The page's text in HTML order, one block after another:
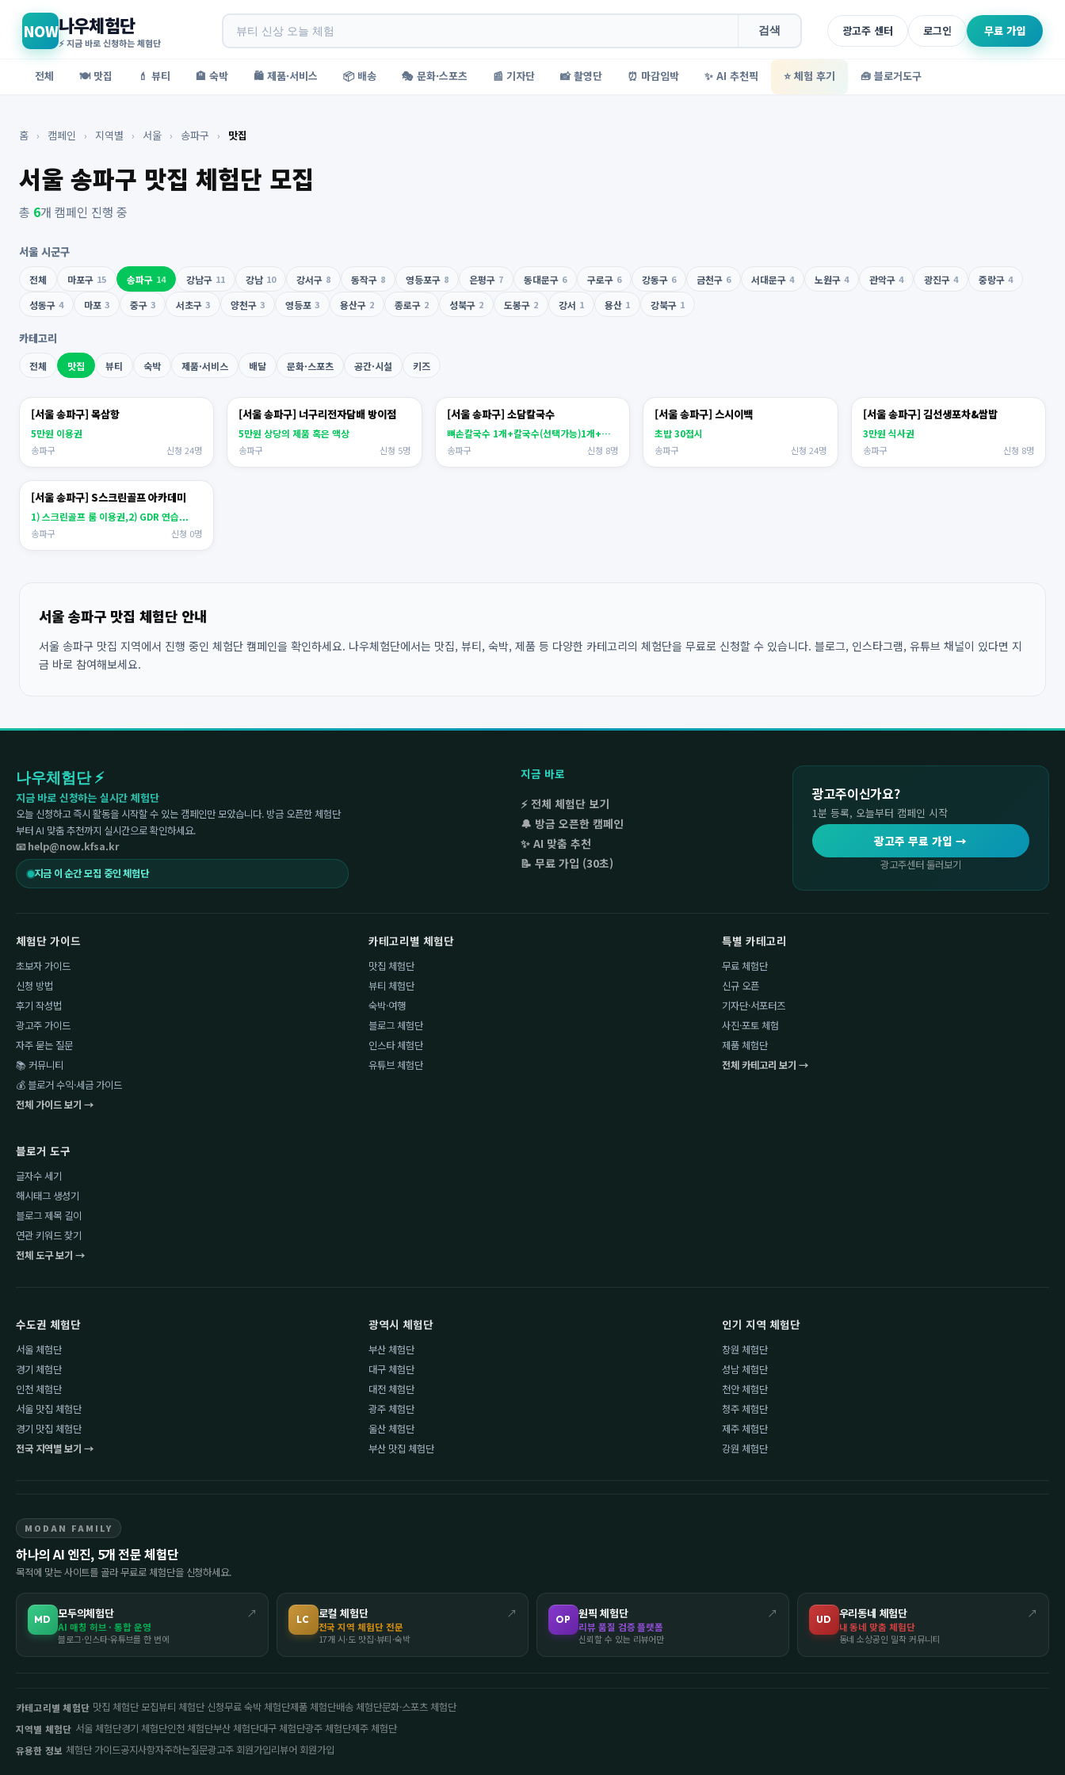
NOW나우체험단
⚡ 지금 바로 신청하는 체험단
검색 광고주 센터 로그인 무료 가입
전체 🍽️ 맛집 💄 뷰티 🏨 숙박 🛍️ 제품·서비스 📦 배송 🎭 문화·스포츠 📰 기자단 📸 촬영단 ⏰ 마감임박 ✨ AI 추천픽 ⭐ 체험 후기 🧰 블로거도구
홈 › 캠페인 › 지역별 › 서울 › 송파구 › 맛집
서울 송파구 맛집 체험단 모집
총 6개 캠페인 진행 중
서울 시군구
전체 마포구 15 송파구 14 강남구 11 강남 10 강서구 8 동작구 8 영등포구 8 은평구 7 동대문구 6 구로구 6 강동구 6 금천구 6 서대문구 4 노원구 4 관악구 4 광진구 4 중랑구 4
성동구 4 마포 3 중구 3 서초구 3 양천구 3 영등포 3 용산구 2 종로구 2 성북구 2 도봉구 2 강서 1 용산 1 강북구 1
카테고리
전체 맛집 뷰티 숙박 제품·서비스 배달 문화·스포츠 공간·시설 키즈
[서울 송파구] 목삼항
5만원 이용권
송파구 신청 24명
[서울 송파구] 너구리전자담배 방이점
5만원 상당의 제품 혹은 액상
송파구 신청 5명
[서울 송파구] 소담칼국수
뼈손칼국수 1개+칼국수(선택가능)1개+깻잎전
송파구 신청 8명
[서울 송파구] 스시이백
초밥 30접시
송파구 신청 24명
[서울 송파구] 김선생포차&쌈밥
3만원 식사권
송파구 신청 8명
[서울 송파구] S스크린골프 아카데미
1) 스크린골프 룸 이용권,2) GDR 연습...
송파구 신청 0명
서울 송파구 맛집 체험단 안내
서울 송파구 맛집 지역에서 진행 중인 체험단 캠페인을 확인하세요. 나우체험단에서는 맛집, 뷰티, 숙박, 제품 등 다양한 카테고리의 체험단을 무료로 신청할 수 있습니다. 블로그, 인스타그램, 유튜브 채널이 있다면 지
금 바로 참여해보세요.
나우체험단 ⚡
지금 바로 신청하는 실시간 체험단
오늘 신청하고 즉시 활동을 시작할 수 있는 캠페인만 모았습니다. 방금 오픈한 체험단
부터 AI 맞춤 추천까지 실시간으로 확인하세요.
📧 help@now.kfsa.kr
지금 이 순간 모집 중인 체험단
지금 바로
⚡ 전체 체험단 보기
🔔 방금 오픈한 캠페인
✨ AI 맞춤 추천
📝 무료 가입 (30초)
광고주이신가요?
1분 등록, 오늘부터 캠페인 시작
광고주 무료 가입 →
광고주센터 둘러보기
체험단 가이드
초보자 가이드
신청 방법
후기 작성법
광고주 가이드
자주 묻는 질문
📚 커뮤니티
💰 블로거 수익·세금 가이드
전체 가이드 보기 →
카테고리별 체험단
맛집 체험단
뷰티 체험단
숙박·여행
블로그 체험단
인스타 체험단
유튜브 체험단
특별 카테고리
무료 체험단
신규 오픈
기자단·서포터즈
사진·포토 체험
제품 체험단
전체 카테고리 보기 →
블로거 도구
글자수 세기
해시태그 생성기
블로그 제목 길이
연관 키워드 찾기
전체 도구 보기 →
수도권 체험단
서울 체험단
경기 체험단
인천 체험단
서울 맛집 체험단
경기 맛집 체험단
전국 지역별 보기 →
광역시 체험단
부산 체험단
대구 체험단
대전 체험단
광주 체험단
울산 체험단
부산 맛집 체험단
인기 지역 체험단
창원 체험단
성남 체험단
천안 체험단
청주 체험단
제주 체험단
강원 체험단
MODAN FAMILY
하나의 AI 엔진, 5개 전문 체험단
목적에 맞는 사이트를 골라 무료로 체험단을 신청하세요.
MD 모두의체험단 ↗
AI 매칭 허브 · 통합 운영
블로그·인스타·유튜브를 한 번에
LC 로컬 체험단 ↗
전국 지역 체험단 전문
17개 시·도 맛집·뷰티·숙박
OP 원픽 체험단 ↗
리뷰 품질 검증 플랫폼
신뢰할 수 있는 리뷰어만
UD 우리동네 체험단 ↗
내 동네 맞춤 체험단
동네 소상공인 밀착 커뮤니티
카테고리별 체험단 맛집 체험단 모집뷰티 체험단 신청무료 숙박 체험단제품 체험단배송 체험단문화·스포츠 체험단
지역별 체험단 서울 체험단경기 체험단인천 체험단부산 체험단대구 체험단광주 체험단제주 체험단
유용한 정보 체험단 가이드공지사항자주하는질문광고주 회원가입리뷰어 회원가입